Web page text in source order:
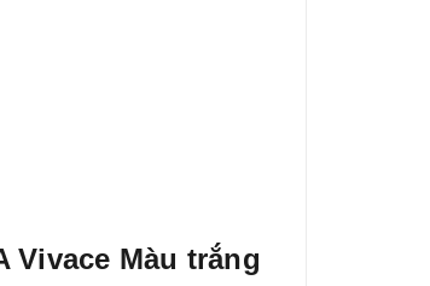
Vivace Màu trắng